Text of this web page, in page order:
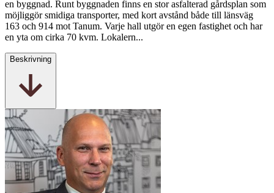
en byggnad. Runt byggnaden finns en stor asfalterad gårdsplan som
möjliggör smidiga transporter, med kort avstånd både till länsväg
163 och 914 mot Tanum. Varje hall utgör en egen fastighet och har
en yta om cirka 70 kvm. Lokalern...
Beskrivning